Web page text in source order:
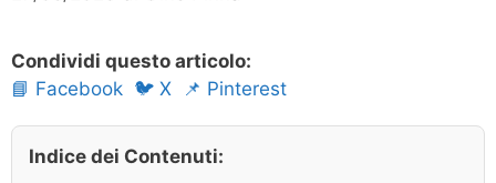
Condividi questo articolo:
📘 Facebook 🐦 X 📌 Pinterest
Indice dei Contenuti: